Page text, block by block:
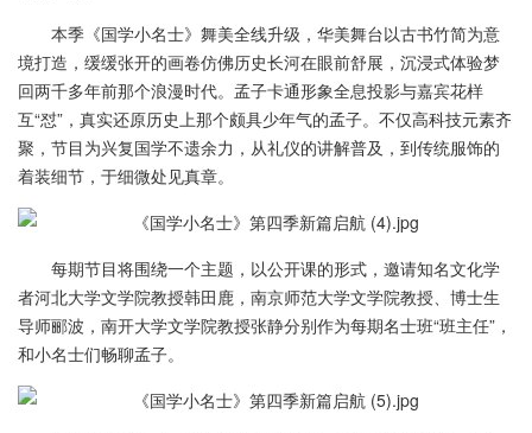
本季《国学小名士》舞美全线升级，华美舞台以古书竹简为意
境打造，缓缓张开的画卷仿佛历史长河在眼前舒展，沉浸式体验梦
回两千多年前那个浪漫时代。孟子卡通形象全息投影与嘉宾花样
互“怼”，真实还原历史上那个颇具少年气的孟子。不仅高科技元素齐
聚，节目为兴复国学不遗余力，从礼仪的讲解普及，到传统服饰的
着装细节，于细微处见真章。
每期节目将围绕一个主题，以公开课的形式，邀请知名文化学
者河北大学文学院教授韩田鹿，南京师范大学文学院教授、博士生
导师郦波，南开大学文学院教授张静分别作为每期名士班“班主任”，
和小名士们畅聊孟子。